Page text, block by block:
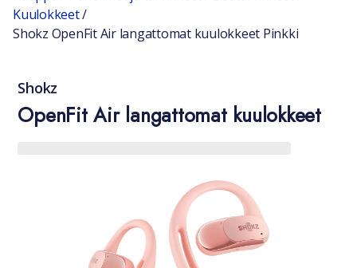
Kuulokkeet/
Shokz OpenFit Air langattomat kuulokkeet Pinkki
Shokz
OpenFit Air langattomat kuulokkeet